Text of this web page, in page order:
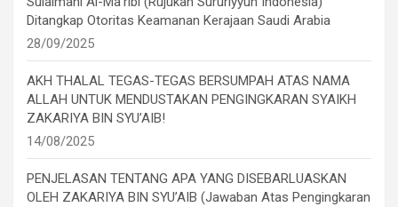
Ditangkap Otoritas Keamanan Kerajaan Saudi Arabia
28/09/2025
AKH THALAL TEGAS-TEGAS BERSUMPAH ATAS NAMA
ALLAH UNTUK MENDUSTAKAN PENGINGKARAN SYAIKH
ZAKARIYA BIN SYU’AIB!
14/08/2025
PENJELASAN TENTANG APA YANG DISEBARLUASKAN
OLEH ZAKARIYA BIN SYU’AIB (Jawaban Atas Pengingkaran